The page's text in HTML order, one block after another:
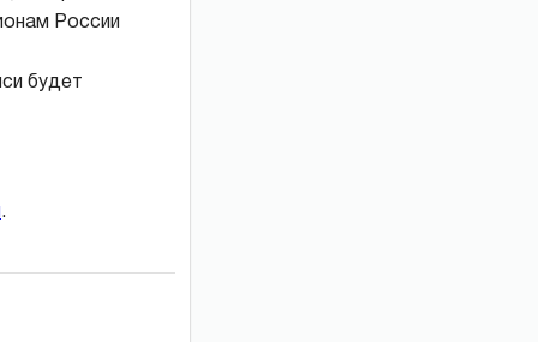
России
будет
.